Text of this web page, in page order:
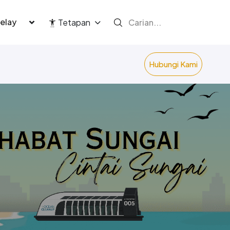
Tetapan
Hubungi Kami